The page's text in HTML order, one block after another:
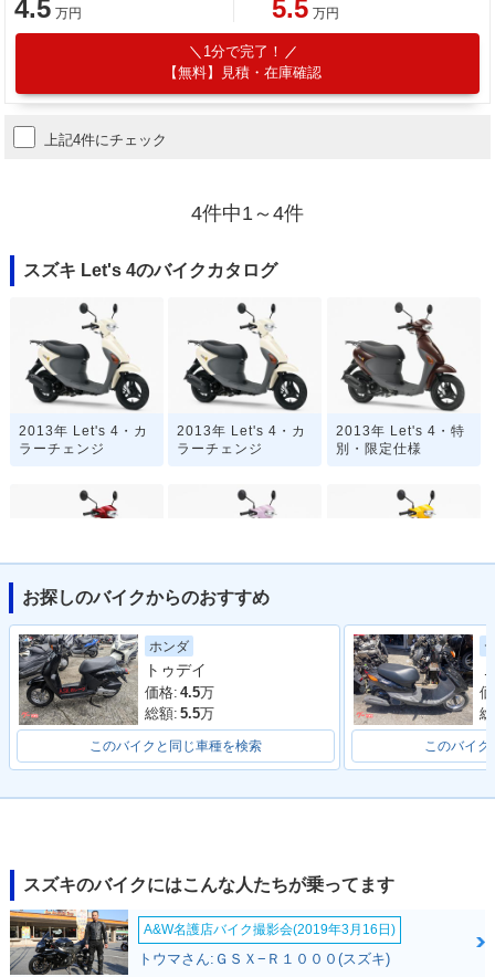
4.5 万円 5.5 万円
1分で完了！
【無料】見積・在庫確認
上記4件にチェック
4件中1～4件
スズキ Let's 4のバイクカタログ
2013年 Let's 4・カ
ラーチェンジ
2013年 Let's 4・カ
ラーチェンジ
2013年 Let's 4・特
別・限定仕様
ラーチェンジ
別・限定仕様
ラーチェンジ
2011年 Let's 4・マ
2011年 Let's 4G
2011年 Let's 4・マ
お探しのバイクからのおすすめ
ホンダ
トゥデイ
価格: 4.5万
総額: 5.5万
このバイクと同じ車種を検索 このバイク
スズキのバイクにはこんな人たちが乗ってます
A&W名護店バイク撮影会(2019年3月16日)
トウマさん:ＧＳＸ−Ｒ１０００(スズキ)